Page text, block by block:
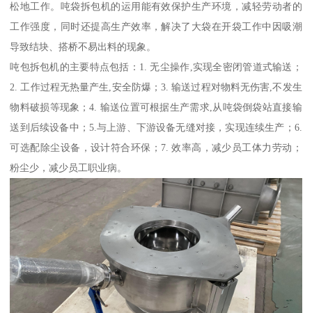
松地工作。吨袋拆包机的运用能有效保护生产环境，减轻劳动者的
工作强度，同时还提高生产效率，解决了大袋在开袋工作中因吸潮
导致结块、搭桥不易出料的现象。
吨包拆包机的主要特点包括：1. 无尘操作,实现全密闭管道式输送；
2. 工作过程无热量产生,安全防爆；3. 输送过程对物料无伤害,不发生
物料破损等现象；4. 输送位置可根据生产需求,从吨袋倒袋站直接输
送到后续设备中；5.与上游、下游设备无缝对接，实现连续生产；6.
可选配除尘设备，设计符合环保；7. 效率高，减少员工体力劳动；
粉尘少，减少员工职业病。